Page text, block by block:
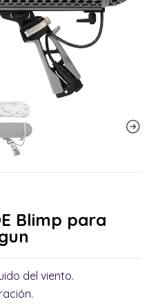
Blimp para
del viento.